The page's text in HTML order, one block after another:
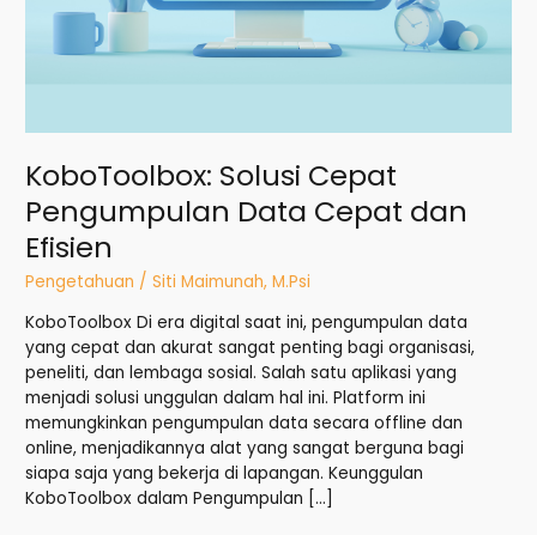
KoboToolbox: Solusi Cepat
Pengumpulan Data Cepat dan
Efisien
Pengetahuan /Siti Maimunah, M.Psi
KoboToolbox Di era digital saat ini, pengumpulan data
yang cepat dan akurat sangat penting bagi organisasi,
peneliti, dan lembaga sosial. Salah satu aplikasi yang
menjadi solusi unggulan dalam hal ini. Platform ini
memungkinkan pengumpulan data secara offline dan
online, menjadikannya alat yang sangat berguna bagi
siapa saja yang bekerja di lapangan. Keunggulan
KoboToolbox dalam Pengumpulan […]